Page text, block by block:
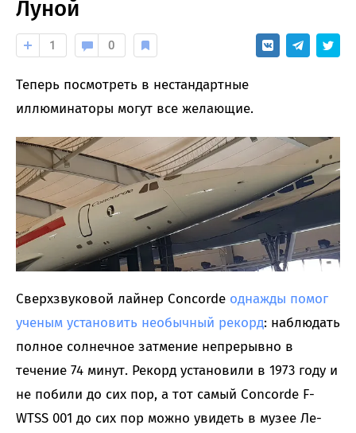
Луной
1 0
Теперь посмотреть в нестандартные
иллюминаторы могут все желающие.
Сверхзвуковой лайнер Concorde однажды помог
ученым установить необычный рекорд: наблюдать
полное солнечное затмение непрерывно в
течение 74 минут. Рекорд установили в 1973 году и
не побили до сих пор, а тот самый Concorde F-
WTSS 001 до сих пор можно увидеть в музее Ле-